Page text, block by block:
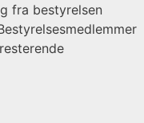
fra bestyrelsen